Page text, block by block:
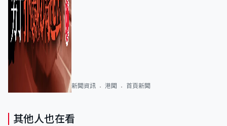
新聞資訊 港聞 首頁新聞
其他人也在看